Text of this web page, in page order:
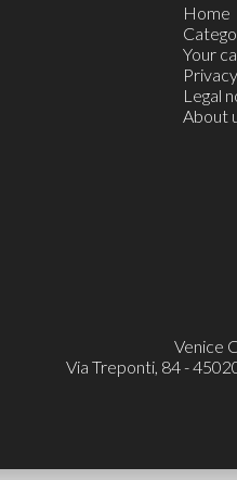
Home
Your
Legal
About
Venice
Via Treponti, 84 -